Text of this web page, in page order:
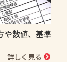
や数値、基準
詳しく見る